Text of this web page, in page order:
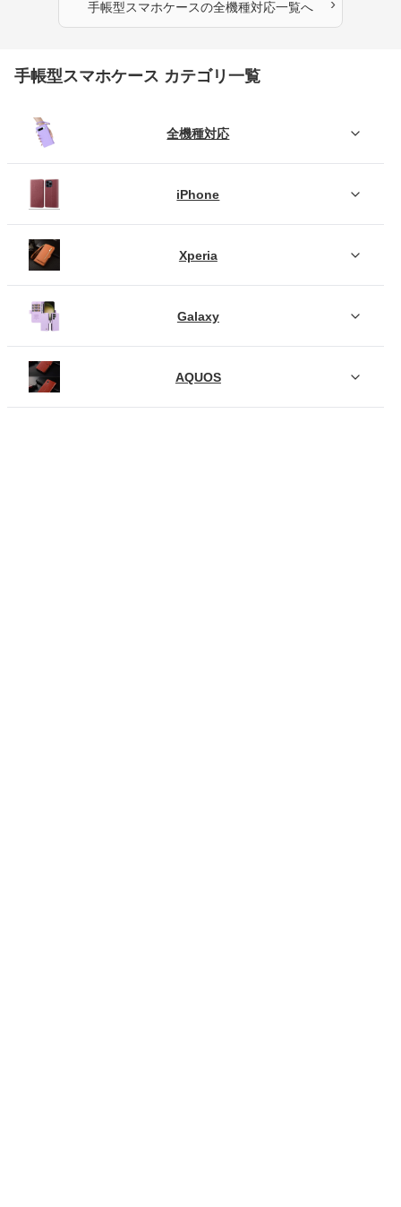
手帳型スマホケースの全機種対応一覧へ ›
手帳型スマホケース カテゴリ一覧
全機種対応
iPhone
Xperia
Galaxy
AQUOS